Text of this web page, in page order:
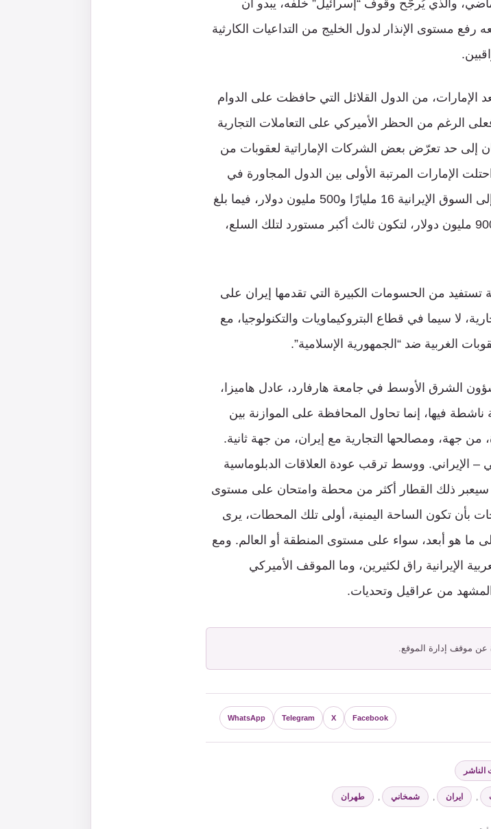
والذي يُرجّح وقوف “إسرائيل” خلفه، يبدو أن
مستوى الإنذار لدول الخليج من التداعيات الكارثية
الإمارات، من الدول القلائل التي حافظت على الدوام
الرغم من الحظر الأميركي على التعاملات التجارية
إلى حد تعرّض بعض الشركات الإماراتية لعقوبات من
الخزانة الأميركية في العام 2022، احتلت الإمارات المرتبة الأولى بين الدول المجاورة في
تصدير السلع إلى إيران، إذ بلغ حجم صادراتها إلى السوق الإيرانية 16 مليارًا و500 مليون دولار، فيما بلغ
حجم وارداتها من السلع الإيرانية 4 مليارات و900 مليون دولار، لتكون ثالث أكبر مستورد لتلك السلع،
تستفيد من الحسومات الكبيرة التي تقدمها إيران على
لا سيما في قطاع البتروكيماويات والتكنولوجيا، مع
الغربية ضد “الجمهورية الإسلامية”.
الشرق الأوسط في جامعة هارفارد، عادل هاميزا،
ناشطة فيها، إنما تحاول المحافظة على الموازنة بين
من جهة، ومصالحها التجارية مع إيران، من جهة ثانية.
– الإيراني. ووسط ترقب عودة العلاقات الدبلوماسية
سيعبر ذلك القطار أكثر من محطة وامتحان على مستوى
بأن تكون الساحة اليمنية، أولى تلك المحطات، يرى
ما هو أبعد، سواء على مستوى المنطقة أو العالم. ومع
الإيرانية راق لكثيرين، وما الموقف الأميركي
المشهد من عراقيل وتحديات.
عن موقف إدارة الموقع.
Facebook
X
Telegram
WhatsApp
الناشر
ايران شمخاني طهران